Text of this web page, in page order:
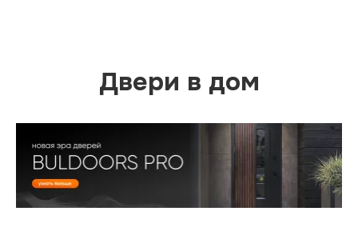
Двери в дом